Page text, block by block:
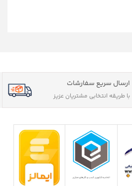
ارسال سریع سفارشات
با طریقه انتخابی مشتریان عزیز